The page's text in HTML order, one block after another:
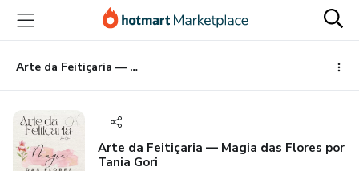
para
conteúdo
principal
para
pagamento
para
rodapé
Arte da Feitiçaria — Magia das Flores por Tania Gori
Arte da Feitiçaria — Magia das Flores por
Tania Gori